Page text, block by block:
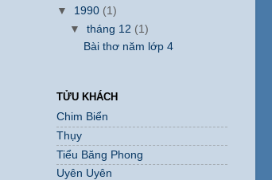
▼ 1990 (1)
▼tháng 12 (1)
Bài thơ năm lớp 4
TỬU KHÁCH
Chim Biển
Thụy
Tiểu Băng Phong
Uyên Uyên